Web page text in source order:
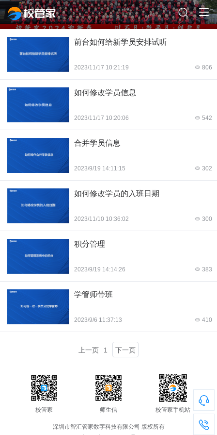
前台如何给新学员安排试听
2023/11/17 10:21:19 806
如何修改学员信息
2023/11/17 10:20:06 542
合并学员信息
2023/9/19 14:11:15 302
如何修改学员的入班日期
2023/11/10 10:36:02 300
积分管理
2023/9/19 14:14:26 383
学管师带班
2023/9/6 11:37:13 410
上一页 1 下一页
校管家 师生信 校管家手机站
深圳市智汇管家数字科技有限公司 版权所有